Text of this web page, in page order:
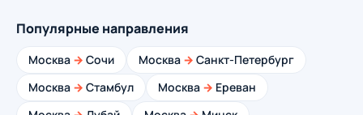
Популярные направления
Москва → Сочи Москва → Санкт-Петербург
Москва → Стамбул Москва → Ереван